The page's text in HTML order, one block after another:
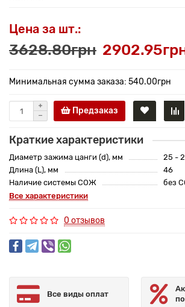
Цена за шт.:
3628.80грн
Минимальная сумма заказа: 540.00грн
Предзаказ
Краткие характеристики
Диаметр зажима цанги (d), мм
25 -
Длина (L), мм
46
Наличие системы СОЖ
без
Все характеристики
0 отзывов
Все виды оплат